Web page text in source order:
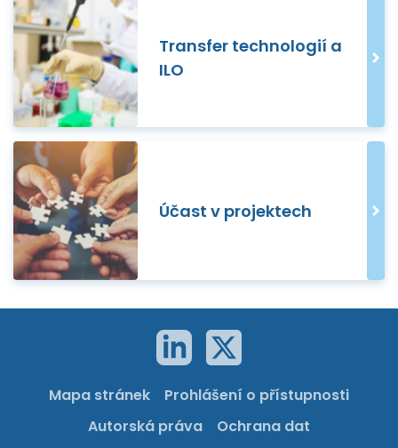
Transfer technologií a
ILO
Účast v projektech
Mapa stránek
Prohlášení o přístupnosti
Autorská práva
Ochrana dat